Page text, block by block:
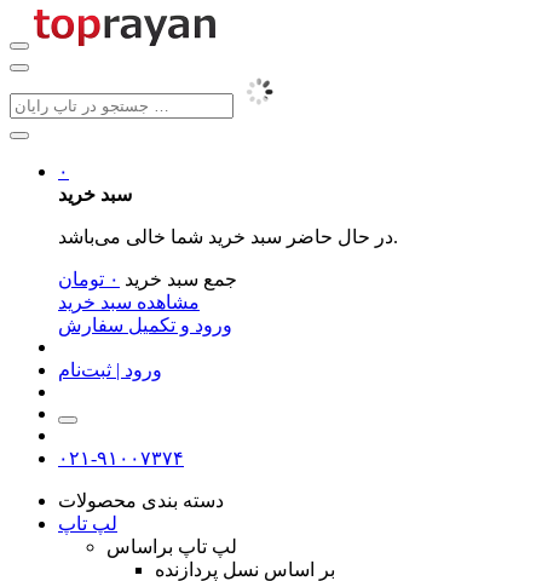
۰
سبد خرید
در حال حاضر سبد خرید شما خالی می‌باشد.
جمع سبد خرید ۰ تومان
مشاهده سبد خرید
ورود و تکمیل سفارش
ورود | ثبت‌نام
۰۲۱-۹۱۰۰۷۳۷۴
دسته بندی محصولات
لپ تاپ
لپ تاپ براساس
بر اساس نسل پردازنده